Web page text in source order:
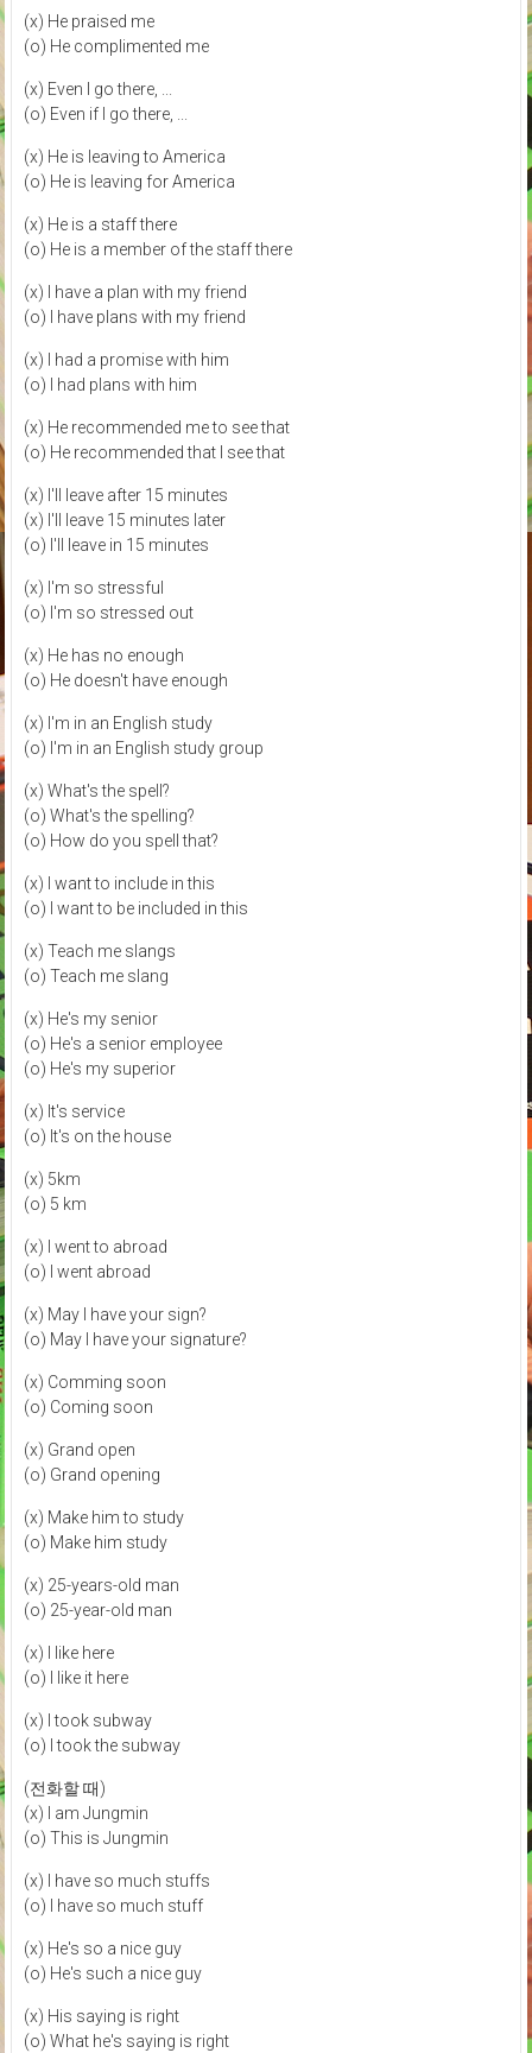
(x) He praised me
(o) He complimented me
(x) Even I go there, ...
(o) Even if I go there, ...
(x) He is leaving to America
(o) He is leaving for America
(x) He is a staff there
(o) He is a member of the staff there
(x) I have a plan with my friend
(o) I have plans with my friend
(x) I had a promise with him
(o) I had plans with him
(x) He recommended me to see that
(o) He recommended that I see that
(x) I'll leave after 15 minutes
(x) I'll leave 15 minutes later
(o) I'll leave in 15 minutes
(x) I'm so stressful
(o) I'm so stressed out
(x) He has no enough
(o) He doesn't have enough
(x) I'm in an English study
(o) I'm in an English study group
(x) What's the spell?
(o) What's the spelling?
(o) How do you spell that?
(x) I want to include in this
(o) I want to be included in this
(x) Teach me slangs
(o) Teach me slang
(x) He's my senior
(o) He's a senior employee
(o) He's my superior
(x) It's service
(o) It's on the house
(x) 5km
(o) 5 km
(x) I went to abroad
(o) I went abroad
(x) May I have your sign?
(o) May I have your signature?
(x) Comming soon
(o) Coming soon
(x) Grand open
(o) Grand opening
(x) Make him to study
(o) Make him study
(x) 25-years-old man
(o) 25-year-old man
(x) I like here
(o) I like it here
(x) I took subway
(o) I took the subway
(전화할 때)
(x) I am Jungmin
(o) This is Jungmin
(x) I have so much stuffs
(o) I have so much stuff
(x) He's so a nice guy
(o) He's such a nice guy
(x) His saying is right
(o) What he's saying is right